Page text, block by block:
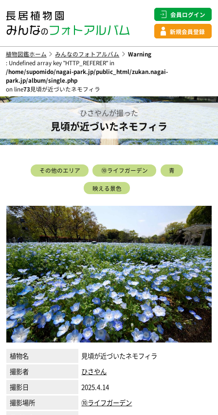
会員ログイン
新規会員登録
植物図鑑ホーム みんなのフォトアルバム
Warning
: Undefined array key "HTTP_REFERER" in
/home/supomido/nagai-park.jp/public_html/zukan.nagai-
park.jp/album/single.php
on line73見頃が近づいたネモフィラ
ひさやんが撮った
見頃が近づいたネモフィラ
その他のエリア ⑩ライフガーデン 青
映える景色
植物名
見頃が近づいたネモフィラ
撮影者
ひさやん
撮影日
2025.4.14
撮影場所
⑩ライフガーデン